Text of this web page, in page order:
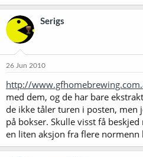
Serigs
26 Jun 2010
http://
med dem, og de har bare
de ikke tåler turen i posten, men
på bokser. Skulle visst få
en liten aksjon fra flere normenn